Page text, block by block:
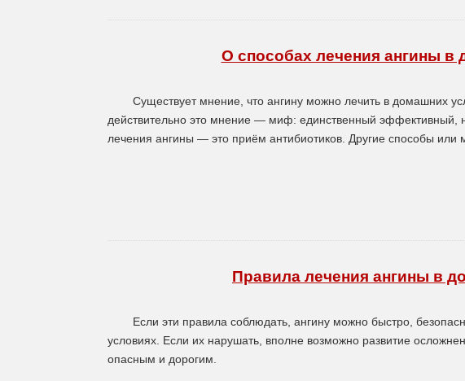
О способах лечения ангины в
Существует мнение, что ангину можно лечить в домашних
действительно это мнение — миф: единственный эффективный,
лечения ангины — это приём антибиотиков. Другие способы или
Правила лечения ангины в
Если эти правила соблюдать, ангину можно быстро,
условиях. Если их нарушать, вполне возможно развитие
опасным и дорогим.